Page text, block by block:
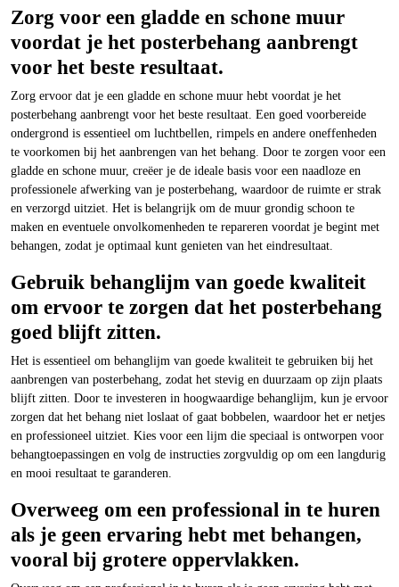
Zorg voor een gladde en schone muur
voordat je het posterbehang aanbrengt
voor het beste resultaat.
Zorg ervoor dat je een gladde en schone muur hebt voordat je het
posterbehang aanbrengt voor het beste resultaat. Een goed voorbereide
ondergrond is essentieel om luchtbellen, rimpels en andere oneffenheden
te voorkomen bij het aanbrengen van het behang. Door te zorgen voor een
gladde en schone muur, creëer je de ideale basis voor een naadloze en
professionele afwerking van je posterbehang, waardoor de ruimte er strak
en verzorgd uitziet. Het is belangrijk om de muur grondig schoon te
maken en eventuele onvolkomenheden te repareren voordat je begint met
behangen, zodat je optimaal kunt genieten van het eindresultaat.
Gebruik behanglijm van goede kwaliteit
om ervoor te zorgen dat het posterbehang
goed blijft zitten.
Het is essentieel om behanglijm van goede kwaliteit te gebruiken bij het
aanbrengen van posterbehang, zodat het stevig en duurzaam op zijn plaats
blijft zitten. Door te investeren in hoogwaardige behanglijm, kun je ervoor
zorgen dat het behang niet loslaat of gaat bobbelen, waardoor het er netjes
en professioneel uitziet. Kies voor een lijm die speciaal is ontworpen voor
behangtoepassingen en volg de instructies zorgvuldig op om een langdurig
en mooi resultaat te garanderen.
Overweeg om een professional in te huren
als je geen ervaring hebt met behangen,
vooral bij grotere oppervlakken.